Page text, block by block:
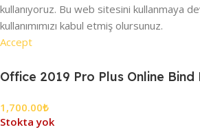
kullanıyoruz. Bu web sitesini kullanmaya
kullanımımızı kabul etmiş olursunuz.
Accept
Office 2019 Pro Plus Online Bind
1,700.00₺
Stokta yok